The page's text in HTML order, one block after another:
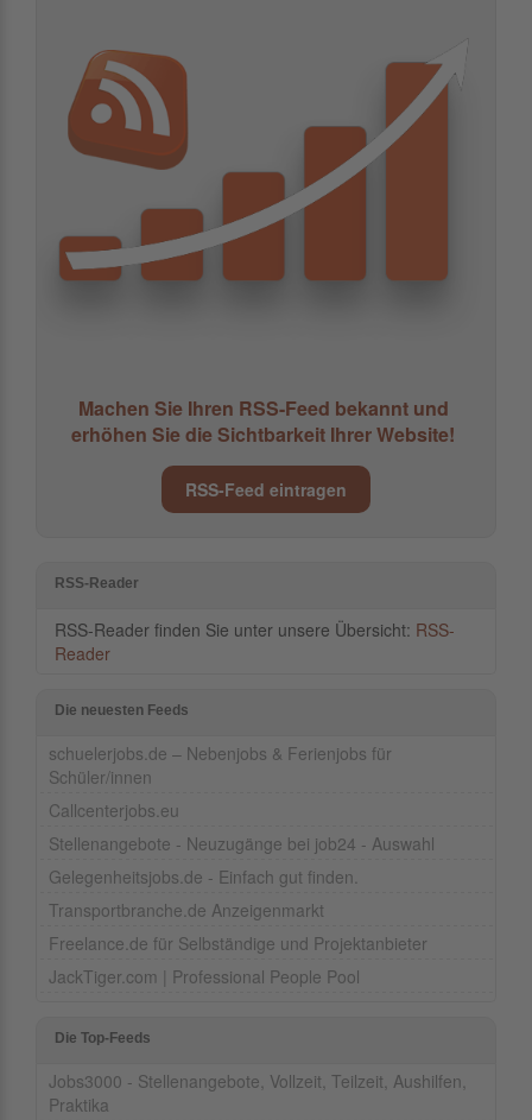
Machen Sie Ihren RSS-Feed bekannt und
erhöhen Sie die Sichtbarkeit Ihrer Website!
RSS-Feed eintragen
RSS-Reader
RSS-Reader finden Sie unter unsere Übersicht: RSS-
Reader
Die neuesten Feeds
schuelerjobs.de – Nebenjobs & Ferienjobs für
Schüler/innen
Callcenterjobs.eu
Stellenangebote - Neuzugänge bei job24 - Auswahl
Gelegenheitsjobs.de - Einfach gut finden.
Transportbranche.de Anzeigenmarkt
Freelance.de für Selbständige und Projektanbieter
JackTiger.com | Professional People Pool
Die Top-Feeds
Jobs3000 - Stellenangebote, Vollzeit, Teilzeit, Aushilfen,
Praktika